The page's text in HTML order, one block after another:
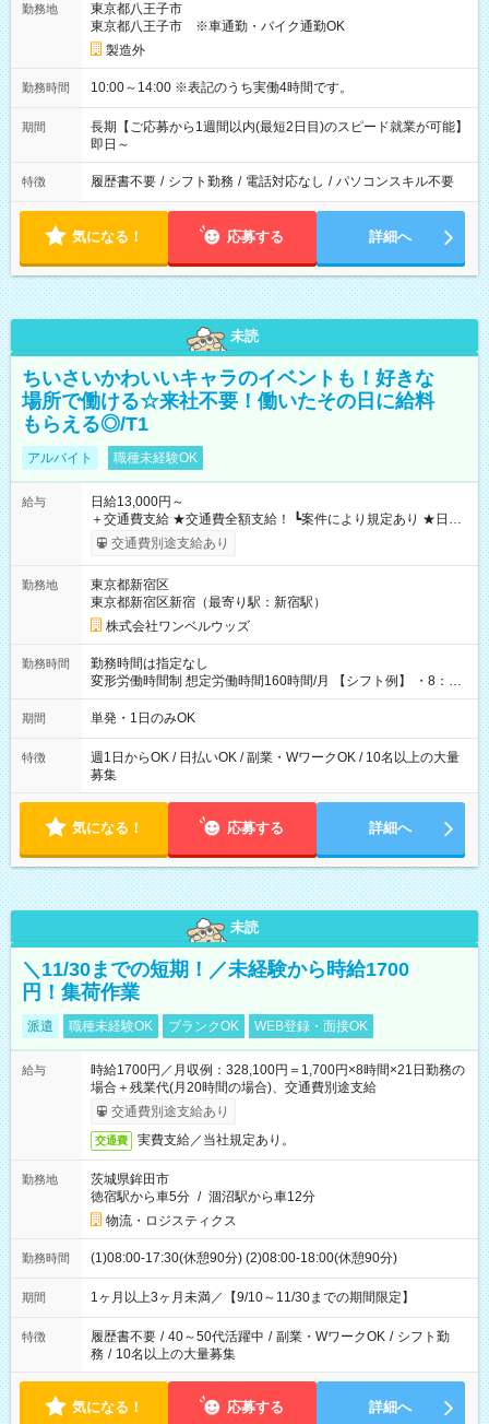
勤務地
東京都八王子市
東京都八王子市 ※車通勤・バイク通勤OK
製造外
勤務時間 10:00～14:00 ※表記のうち実働4時間です。
期間
長期【ご応募から1週間以内(最短2日目)のスピード就業が可能】
即日～
特徴 履歴書不要 / シフト勤務 / 電話対応なし / パソコンスキル不要
気になる！ 応募する 詳細へ
未読
ちいさいかわいいキャラのイベントも！好きな
場所で働ける☆来社不要！働いたその日に給料
もらえる◎/T1
アルバイト 職種未経験OK
給与
日給13,000円～
＋交通費支給 ★交通費全額支給！ ┗案件により規定あり ★日払
いOK！（規定あり） ┗働いたその日に現金GET♪ お仕事後はコ
ンビニATMから 日払い分を引き落とせます！ 【試用期間】試
交通費別途支給あり
勤務地
東京都新宿区
東京都新宿区新宿（最寄り駅：新宿駅）
株式会社ワンベルウッズ
勤務時間
勤務時間は指定なし
変形労働時間制 想定労働時間160時間/月 【シフト例】 ・8：00
～21：00
期間 単発・1日のみOK
特徴
週1日からOK / 日払いOK / 副業・WワークOK / 10名以上の大量
募集
気になる！ 応募する 詳細へ
未読
＼11/30までの短期！／未経験から時給1700
円！集荷作業
派遣 職種未経験OK ブランクOK WEB登録・面接OK
給与
時給1700円／月収例：328,100円＝1,700円×8時間×21日勤務の
場合＋残業代(月20時間の場合)、交通費別途支給
交通費別途支給あり
交通費 実費支給／当社規定あり。
勤務地
茨城県鉾田市
徳宿駅から車5分 / 涸沼駅から車12分
物流・ロジスティクス
勤務時間 (1)08:00-17:30(休憩90分) (2)08:00-18:00(休憩90分)
期間 1ヶ月以上3ヶ月未満／【9/10～11/30までの期間限定】
特徴 履歴書不要 / 40～50代活躍中 / 副業・WワークOK / シフト勤
務 / 10名以上の大量募集
気になる！ 応募する 詳細へ